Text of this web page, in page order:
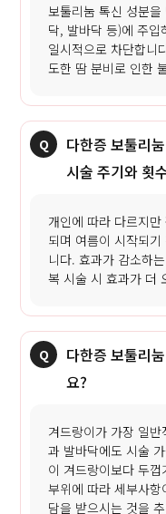
보툴리눔 톡신 성분
닥, 발바닥 등)에 주
일시적으로 차단합니
도한 땀 분비로 인한
다한증 보툴리
시술 주기와 횟
개인에 따라 다르지
되며 여름이 시작되
니다. 효과가 감소하
복 시술 시 효과가 더
다한증 보툴리
요?
겨드랑이가 가장 일
과 발바닥에도 시술
이 겨드랑이보다 두
부위에 따라 세부사
담을 받으시는 것을